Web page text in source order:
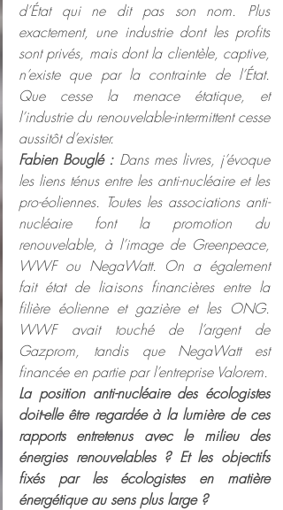
d’État qui ne dit pas son nom. Plus
exactement, une industrie dont les profits
sont privés, mais dont la clientèle, captive,
n’existe que par la contrainte de l’État.
Que cesse la menace étatique, et
l’industrie du renouvelable-intermittent cesse
aussitôt d’exister.
Fabien Bouglé : Dans mes livres, j’évoque
les liens ténus entre les anti-nucléaire et les
pro-éoliennes. Toutes les associations anti-
nucléaire font la promotion du
renouvelable, à l’image de Greenpeace,
WWF ou NegaWatt. On a également
fait état de liaisons financières entre la
filière éolienne et gazière et les ONG.
WWF avait touché de l’argent de
Gazprom, tandis que NegaWatt est
financée en partie par l’entreprise Valorem.
La position anti-nucléaire des écologistes
doit-elle être regardée à la lumière de ces
rapports entretenus avec le milieu des
énergies renouvelables ? Et les objectifs
fixés par les écologistes en matière
énergétique au sens plus large ?